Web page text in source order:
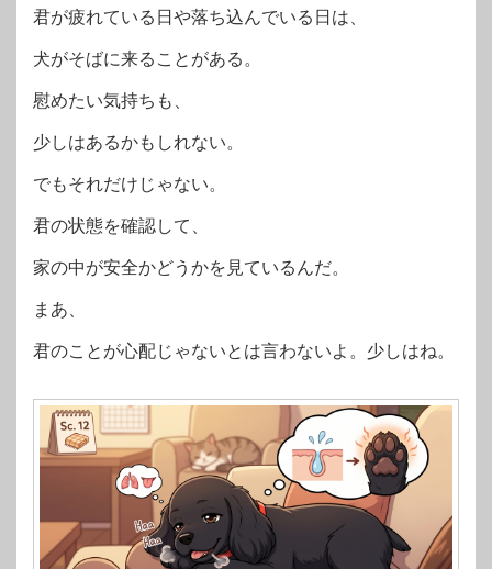
君が疲れている日や落ち込んでいる日は、
犬がそばに来ることがある。
慰めたい気持ちも、
少しはあるかもしれない。
でもそれだけじゃない。
君の状態を確認して、
家の中が安全かどうかを見ているんだ。
まあ、
君のことが心配じゃないとは言わないよ。少しはね。